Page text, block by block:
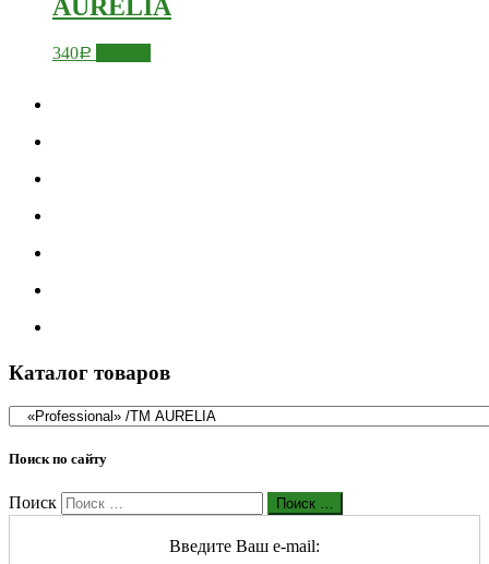
AURELIA
340Р
Каталог товаров
Поиск по сайту
Поиск Поиск …
Введите Ваш е-mail: